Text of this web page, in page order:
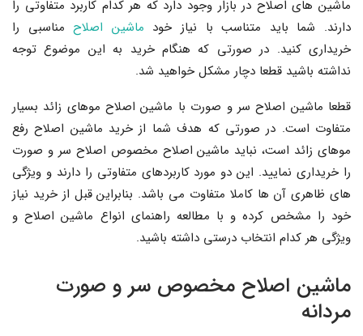
ماشین های اصلاح در بازار وجود دارد که هر کدام کاربرد متفاوتی را
دارند. شما باید متناسب با نیاز خود ماشین اصلاحمناسبی را
خریداری کنید. در صورتی که هنگام خرید به این موضوع توجه
نداشته باشید قطعا دچار مشکل خواهید شد.
قطعا ماشین اصلاح سر و صورت با ماشین اصلاح موهای زائد بسیار
متفاوت است. در صورتی که هدف شما از خرید ماشین اصلاح رفع
موهای زائد است، نباید ماشین اصلاح مخصوص اصلاح سر و صورت
را خریداری نمایید. این دو مورد کاربردهای متفاوتی را دارند و ویژگی
های ظاهری آن ها کاملا متفاوت می باشد. بنابراین قبل از خرید نیاز
خود را مشخص کرده و با مطالعه راهنمای انواع ماشین اصلاح و
ویژگی هر کدام انتخاب درستی داشته باشید.
ماشین اصلاح مخصوص سر و صورت
مردانه